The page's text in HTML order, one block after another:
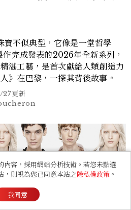
不似典型，它像是一堂哲學
完成發表的2026年全新系列，
湛工藝，是首次獻給人類創造力
》在巴黎，一探其背後故事。
27更新
內容，採用網站分析技術。若您未點選
，則視為您已同意本站之隱私權政策 。
我同意